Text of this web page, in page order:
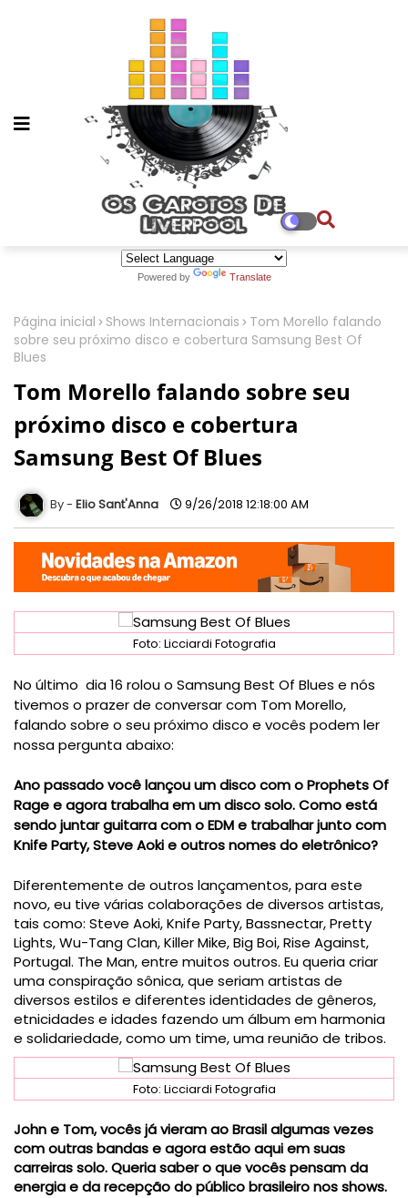
Powered by Translate
Página inicial Shows Internacionais
Tom Morello falando
sobre seu próximo disco e cobertura Samsung Best Of
Blues
Tom Morello falando sobre seu
próximo disco e cobertura
Samsung Best Of Blues
Elio Sant'Anna 9/26/2018 12:18:00 AM
Foto: Licciardi Fotografia
No último dia 16 rolou o Samsung Best Of Blues e nós
tivemos o prazer de conversar com Tom Morello,
falando sobre o seu próximo disco e vocês podem ler
nossa pergunta abaixo:
Ano passado você lançou um disco com o Prophets Of
Rage e agora trabalha em um disco solo. Como está
sendo juntar guitarra com o EDM e trabalhar junto com
Knife Party, Steve Aoki e outros nomes do eletrônico?
Diferentemente de outros lançamentos, para este
novo, eu tive várias colaborações de diversos artistas,
tais como: Steve Aoki, Knife Party, Bassnectar, Pretty
Lights, Wu-Tang Clan, Killer Mike, Big Boi, Rise Against,
Portugal. The Man, entre muitos outros. Eu queria criar
uma conspiração sônica, que seriam artistas de
diversos estilos e diferentes identidades de gêneros,
etnicidades e idades fazendo um álbum em harmonia
e solidariedade, como um time, uma reunião de tribos.
Foto: Licciardi Fotografia
John e Tom, vocês já vieram ao Brasil algumas vezes
com outras bandas e agora estão aqui em suas
carreiras solo. Queria saber o que vocês pensam da
energia e da recepção do público brasileiro nos shows.